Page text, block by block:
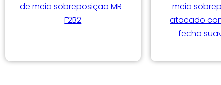
de meia sobreposição MR-
F2B2
meia
atacado
fecho